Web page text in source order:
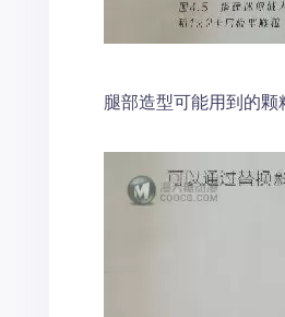
腿部造型可能用到的颗